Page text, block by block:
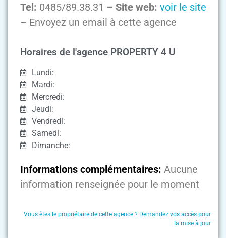
Tel: 0485/89.38.31 – Site web: voir le site
– Envoyez un email à cette agence
Horaires de l'agence PROPERTY 4 U
Lundi:
Mardi:
Mercredi:
Jeudi:
Vendredi:
Samedi:
Dimanche:
Informations complémentaires: Aucune
information renseignée pour le moment
Vous êtes le propriétaire de cette agence ? Demandez vos accès pour
la mise à jour